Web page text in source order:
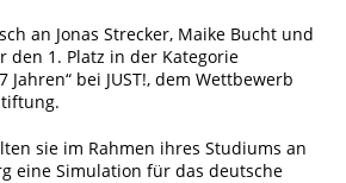
an Jonas Strecker, Maike Bucht und
den 1. Platz in der Kategorie
bei JUST!, dem Wettbewerb
sie im Rahmen ihres Studiums an
eine Simulation für das deutsche